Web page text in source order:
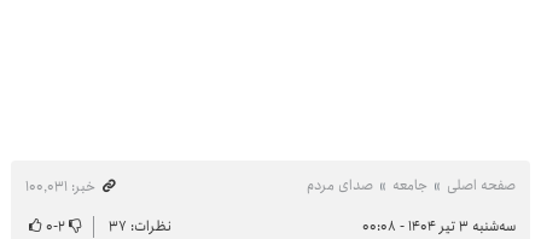
صفحه اصلی جامعه صدای مردم
خبر: ۱۰۰٬۰۳۱
سه‌شنبه ۳ تیر ۱۴۰۴ - ۰۰:۰۸
نظرات: ۳۷ ۲-۰